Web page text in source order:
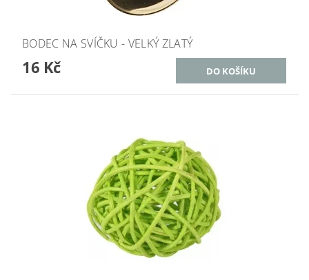
BODEC NA SVÍČKU - VELKÝ ZLATÝ
16 Kč